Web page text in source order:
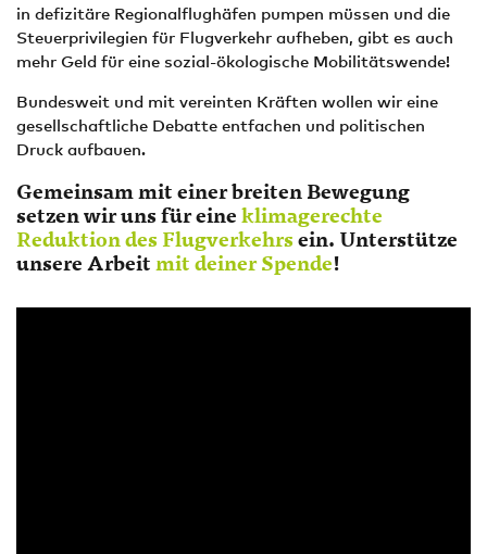
in defizitäre Regionalflughäfen pumpen müssen und die
Steuerprivilegien für Flugverkehr aufheben, gibt es auch
mehr Geld für eine sozial-ökologische Mobilitätswende!
Bundesweit und mit vereinten Kräften wollen wir eine
gesellschaftliche Debatte entfachen und politischen
Druck aufbauen.
Gemeinsam mit einer breiten Bewegung
setzen wir uns für eineklimagerechte
Reduktion des Flugverkehrsein. Unterstütze
unsere Arbeitmit deiner Spende!